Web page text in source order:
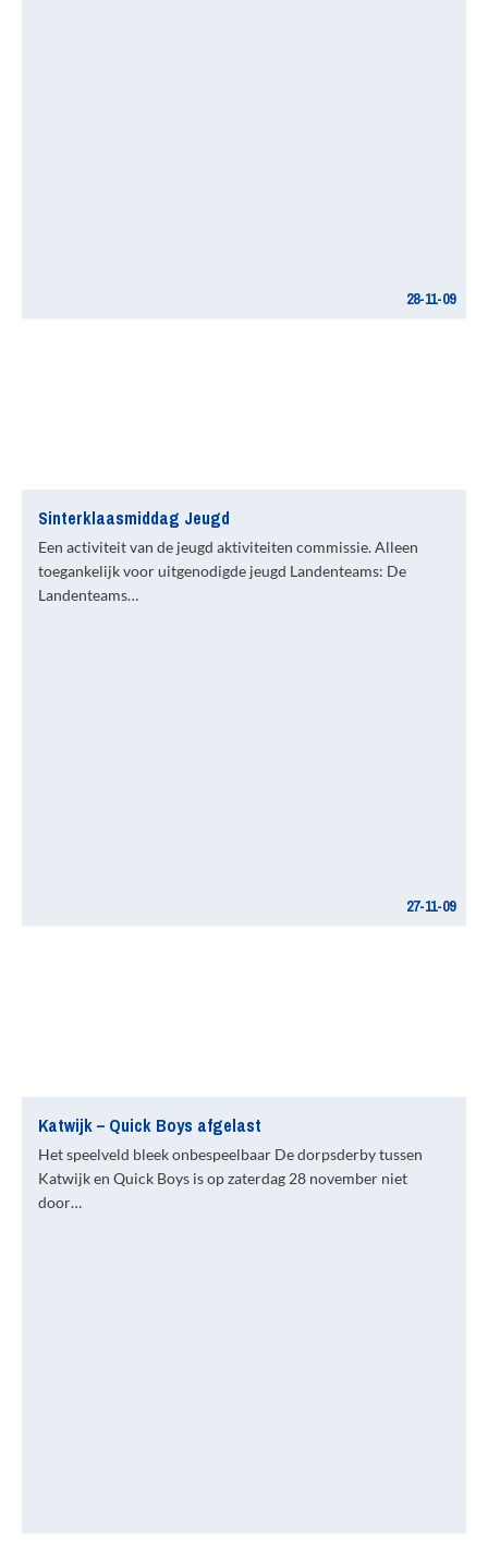
28-11-09
Sinterklaasmiddag Jeugd
Een activiteit van de jeugd aktiviteiten commissie. Alleen
toegankelijk voor uitgenodigde jeugd Landenteams: De
Landenteams…
27-11-09
Katwijk – Quick Boys afgelast
Het speelveld bleek onbespeelbaar De dorpsderby tussen
Katwijk en Quick Boys is op zaterdag 28 november niet
door…